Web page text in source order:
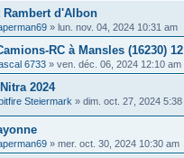
Rambert d'Albon
» lun. nov. 04, 2024 10:31 am
RC à Mansles (16230)
6733 » ven. déc. 06, 2024 12:10 am
2024
Steiermark » dim. oct. 27, 2024 5:38
» mer. oct. 30, 2024 10:30 am